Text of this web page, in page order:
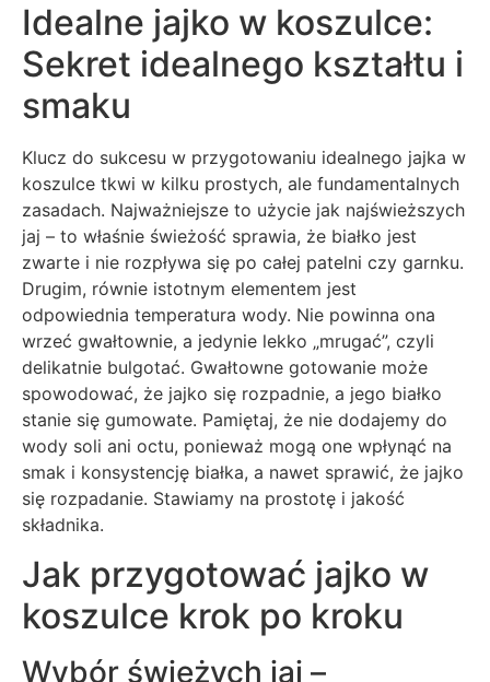
Idealne jajko w koszulce:
Sekret idealnego kształtu i
smaku
Klucz do sukcesu w przygotowaniu idealnego jajka w
koszulce tkwi w kilku prostych, ale fundamentalnych
zasadach. Najważniejsze to użycie jak najświeższych
jaj – to właśnie świeżość sprawia, że białko jest
zwarte i nie rozpływa się po całej patelni czy garnku.
Drugim, równie istotnym elementem jest
odpowiednia temperatura wody. Nie powinna ona
wrzeć gwałtownie, a jedynie lekko „mrugać”, czyli
delikatnie bulgotać. Gwałtowne gotowanie może
spowodować, że jajko się rozpadnie, a jego białko
stanie się gumowate. Pamiętaj, że nie dodajemy do
wody soli ani octu, ponieważ mogą one wpłynąć na
smak i konsystencję białka, a nawet sprawić, że jajko
się rozpadanie. Stawiamy na prostotę i jakość
składnika.
Jak przygotować jajko w
koszulce krok po kroku
Wybór świeżych jaj –